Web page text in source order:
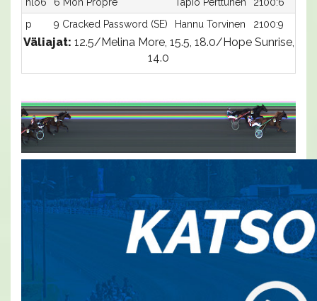
p
9 Cracked Password (SE) Hannu Torvinen 2100:9
Väliajat: 12.5/Melina More, 15.5, 18.0/Hope Sunrise,
14.0